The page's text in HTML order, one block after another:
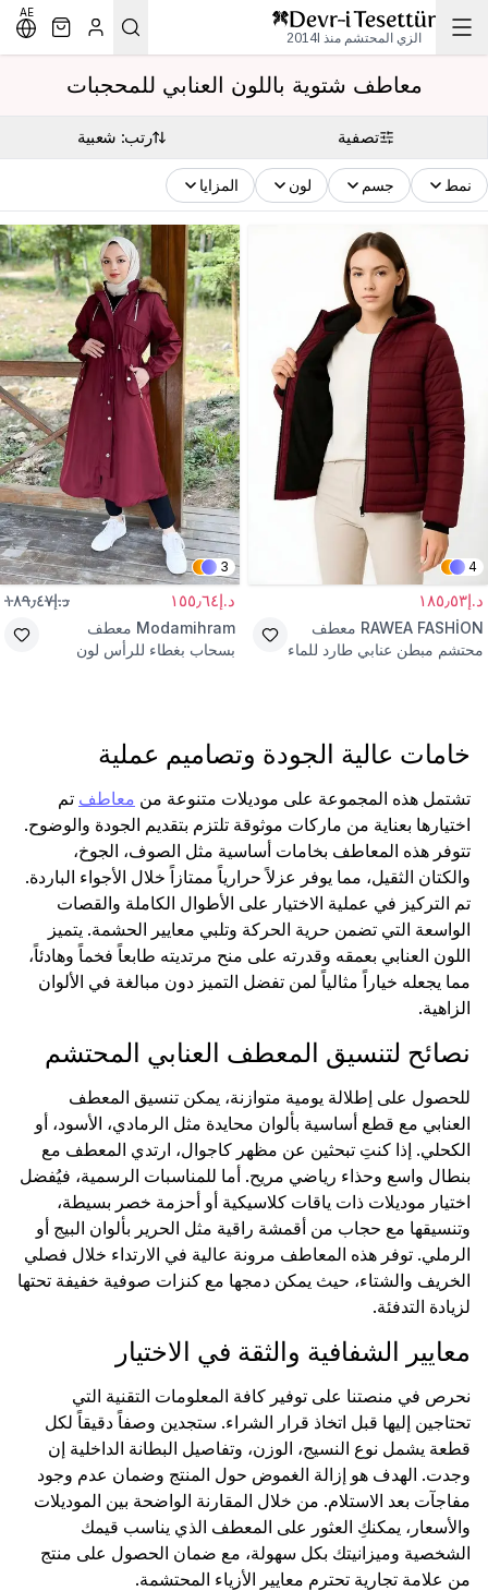
الزي المحتشم منذ 2014l
AE
معاطف شتوية باللون العنابي للمحجبات
تصفية رتب: شعبية
نمط جسم لون المزايا
4
د.إ١٨٥٫٥٣
RAWEA FASHİON معطف
محتشم مبطن عنابي طارد للماء
3
د.إ١٥٥٫٦٤ د.إ١٨٩٫٤٧
Modamihram معطف
بسحاب بغطاء للرأس لون
خامات عالية الجودة وتصاميم عملية
تشتمل هذه المجموعة على موديلات متنوعة من معاطف تم
اختيارها بعناية من ماركات موثوقة تلتزم بتقديم الجودة والوضوح.
تتوفر هذه المعاطف بخامات أساسية مثل الصوف، الجوخ،
والكتان الثقيل، مما يوفر عزلاً حرارياً ممتازاً خلال الأجواء الباردة.
تم التركيز في عملية الاختيار على الأطوال الكاملة والقصات
الواسعة التي تضمن حرية الحركة وتلبي معايير الحشمة. يتميز
اللون العنابي بعمقه وقدرته على منح مرتديته طابعاً فخماً وهادئاً،
مما يجعله خياراً مثالياً لمن تفضل التميز دون مبالغة في الألوان
الزاهية.
نصائح لتنسيق المعطف العنابي المحتشم
للحصول على إطلالة يومية متوازنة، يمكن تنسيق المعطف
العنابي مع قطع أساسية بألوان محايدة مثل الرمادي، الأسود، أو
الكحلي. إذا كنتِ تبحثين عن مظهر كاجوال، ارتدي المعطف مع
بنطال واسع وحذاء رياضي مريح. أما للمناسبات الرسمية، فيُفضل
اختيار موديلات ذات ياقات كلاسيكية أو أحزمة خصر بسيطة،
وتنسيقها مع حجاب من أقمشة راقية مثل الحرير بألوان البيج أو
الرملي. توفر هذه المعاطف مرونة عالية في الارتداء خلال فصلي
الخريف والشتاء، حيث يمكن دمجها مع كنزات صوفية خفيفة تحتها
لزيادة التدفئة.
معايير الشفافية والثقة في الاختيار
نحرص في منصتنا على توفير كافة المعلومات التقنية التي
تحتاجين إليها قبل اتخاذ قرار الشراء. ستجدين وصفاً دقيقاً لكل
قطعة يشمل نوع النسيج، الوزن، وتفاصيل البطانة الداخلية إن
وجدت. الهدف هو إزالة الغموض حول المنتج وضمان عدم وجود
مفاجآت بعد الاستلام. من خلال المقارنة الواضحة بين الموديلات
والأسعار، يمكنكِ العثور على المعطف الذي يناسب قيمك
الشخصية وميزانيتك بكل سهولة، مع ضمان الحصول على منتج
من علامة تجارية تحترم معايير الأزياء المحتشمة.